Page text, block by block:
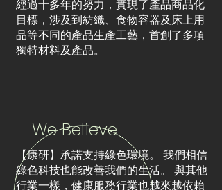
經過十多年的努力，實現了產品商品化
目標，涉及到紡織、食物容器及床上用
品等不同的產品生產工藝，首創了多項
獨特材料及產品。
We Believe
【康研】承諾支持綠色環境。 我們相信
綠色科技也能改善我們的生活。 與其他
行業一樣，健康服務行業也越來越依賴